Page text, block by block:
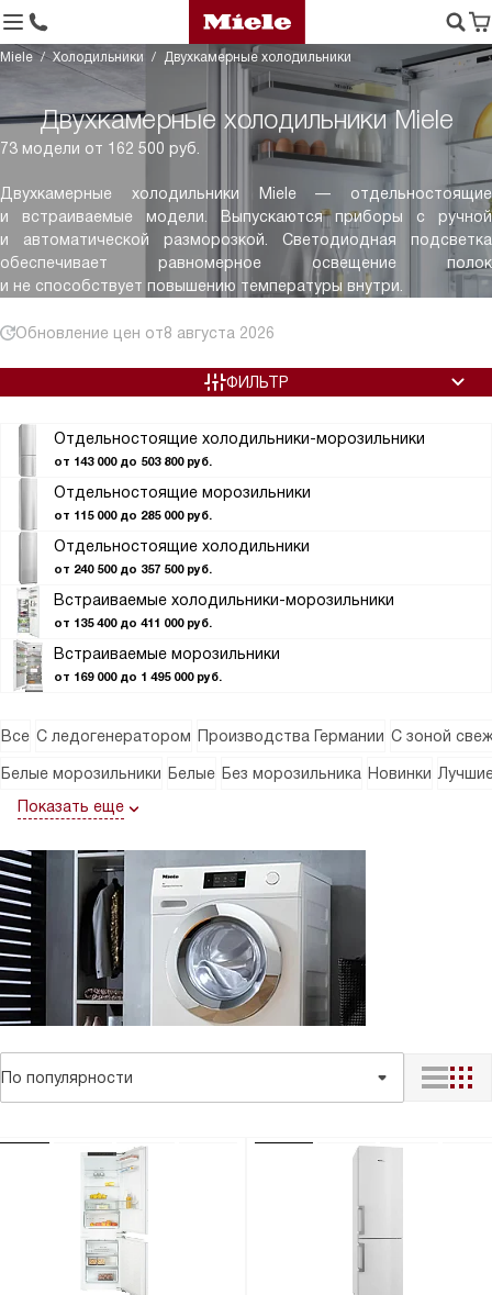
Miele Холодильники Двухкамерные холодильники
Двухкамерные холодильники Miele
73 модели от 162 500 руб.
Двухкамерные холодильники Miele — отдельностоящие
и встраиваемые модели. Выпускаются приборы с ручной
и автоматической разморозкой. Светодиодная подсветка
обеспечивает равномерное освещение полок
и не способствует повышению температуры внутри.
Обновление цен от8 августа 2026
Отдельностоящие холодильники-морозильники
от 143 000 до 503 800 руб.
Отдельностоящие морозильники
от 115 000 до 285 000 руб.
Отдельностоящие холодильники
от 240 500 до 357 500 руб.
Встраиваемые холодильники-морозильники
от 135 400 до 411 000 руб.
Встраиваемые морозильники
от 169 000 до 1 495 000 руб.
ФИЛЬТР
Все С ледогенератором Производства Германии С зоной
Белые морозильники Белые Без морозильника Новинки
Показать еще
По популярности